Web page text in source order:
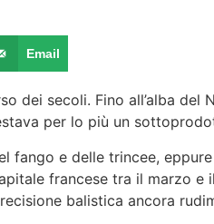
Email
dei secoli. Fino all’alba
per lo più un
fango e delle trincee,
francese tra il marzo
balistica ancora